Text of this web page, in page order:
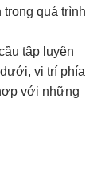
quá trình
tập luyện
vị trí phía
với những